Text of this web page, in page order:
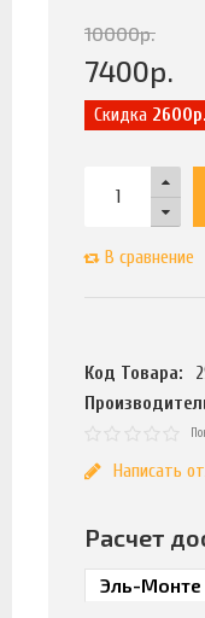
10000р.
7400р.
Скидка 2600р.
В сравнение
Код Товара:
Написать
Расчет